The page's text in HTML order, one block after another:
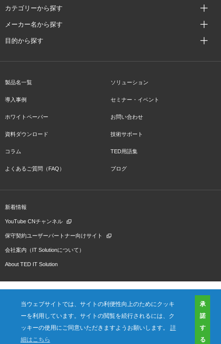
当ウェブサイトでは、サイトの利便性向上のためにクッキ
ーを利用しています。サイトの閲覧を続行されるには、ク
ッキーの使用にご同意いただきますようお願いします。 詳
細はこちら
承
諾
す
る
カテゴリーから探す
メーカー名から探す
目的から探す
製品名一覧 ソリューション
導入事例 セミナー・イベント
ホワイトペーパー お問い合わせ
資料ダウンロード 技術サポート
コラム TED用語集
よくあるご質問（FAQ） ブログ
新着情報
YouTube CNチャンネル
保守契約ユーザーパートナー向けサイト
会社案内（IT Solutionについて）
About TED IT Solution
会社概要 ご利用規約 プライバシーポリシー
プレスリリース（プロダクト)